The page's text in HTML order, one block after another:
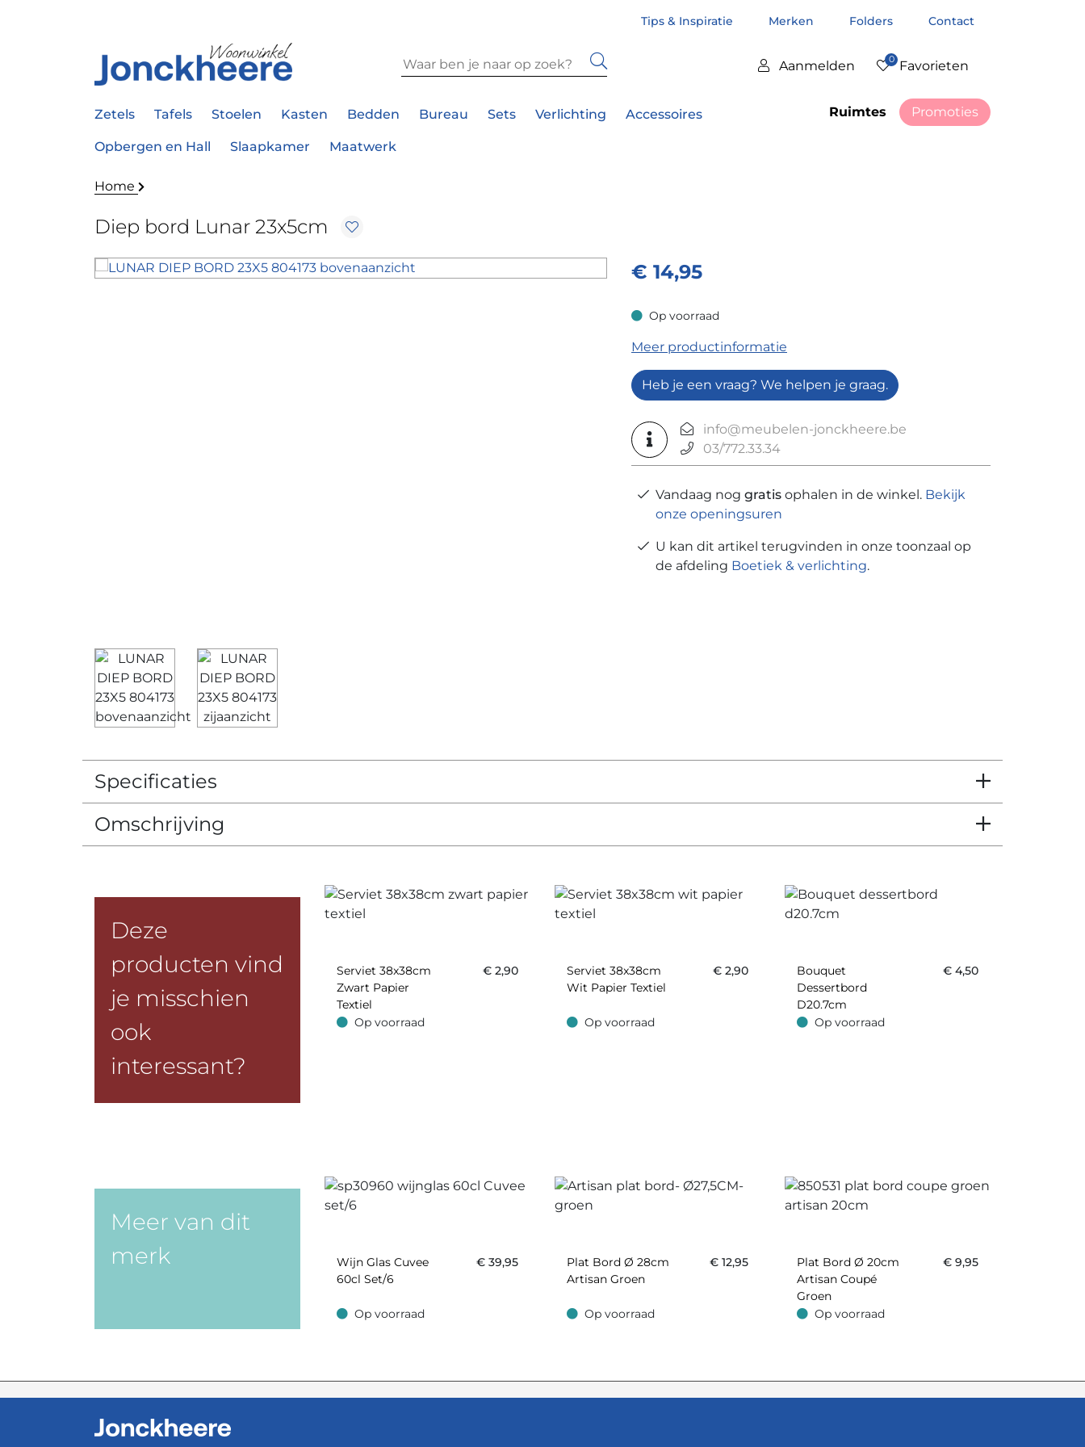
Tips & Inspiratie Merken Folders Contact
Aanmelden 0 Favorieten
Zetels Tafels Stoelen Kasten Bedden Bureau Sets Verlichting Accessoires
Opbergen en Hall Slaapkamer Maatwerk
Ruimtes Promoties
Home
Diep bord Lunar 23x5cm
€ 14,95
Op voorraad
Op voorraad
Meer productinformatie
Heb je een vraag? We helpen je graag.
info@meubelen-jonckheere.be
03/772.33.34
Vandaag nog gratis ophalen in de winkel. Bekijk
onze openingsuren
U kan dit artikel terugvinden in onze toonzaal op
de afdeling Boetiek & verlichting.
Specificaties
Omschrijving
Deze
producten vind
je misschien
ook
interessant?
Serviet 38x38cm
Zwart Papier
Textiel
€ 2,90
Op voorraad
Op voorraad
Serviet 38x38cm
Wit Papier Textiel
€ 2,90
Op voorraad
Op voorraad
Bouquet
Dessertbord
D20.7cm
€ 4,50
Op voorraad
Op voorraad
Meer van dit
merk
Wijn Glas Cuvee
60cl Set/6
€ 39,95
Op voorraad
Op voorraad
Plat Bord Ø 28cm
Artisan Groen
€ 12,95
Op voorraad
Op voorraad
Plat Bord Ø 20cm
Artisan Coupé
Groen
€ 9,95
Op voorraad
Op voorraad